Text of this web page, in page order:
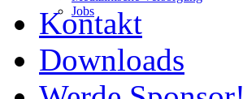
Jobs
Kontakt
Downloads